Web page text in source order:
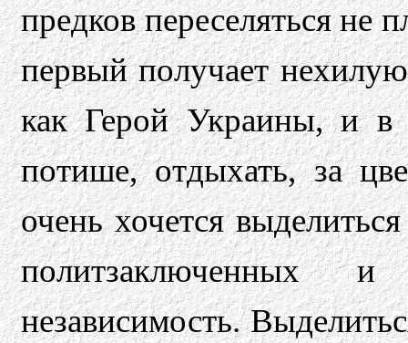
предков переселяться не
первый получает
как Герой Украины, и в
потише, отдыхать, за
очень хочется
политзаключенных
независимость.